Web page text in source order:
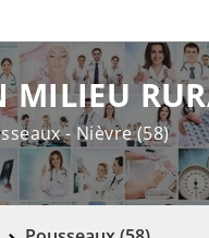
MILIEU
- Nièvre (58)